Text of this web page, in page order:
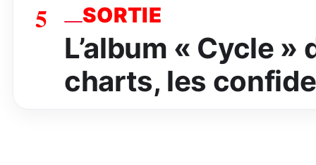
5 SORTIE
L’album « Cycle »
charts, les